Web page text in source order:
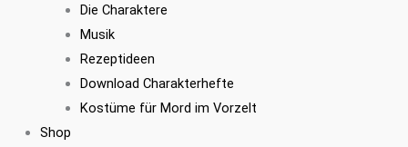
Die Charaktere
Musik
Rezeptideen
Download Charakterhefte
Kostüme für Mord im Vorzelt
Shop